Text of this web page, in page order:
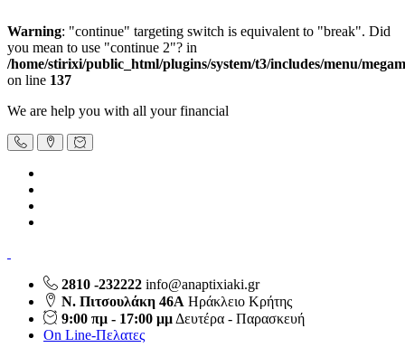
Warning: "continue" targeting switch is equivalent to "break". Did
you mean to use "continue 2"? in
/home/stirixi/public_html/plugins/system/t3/includes/menu/
on line 137
We are help you with all your financial
2810 -232222 info@anaptixiaki.gr
Ν. Πιτσουλάκη 46Α Ηράκλειο Κρήτης
9:00 πμ - 17:00 μμ Δευτέρα - Παρασκευή
On Line-Πελατες